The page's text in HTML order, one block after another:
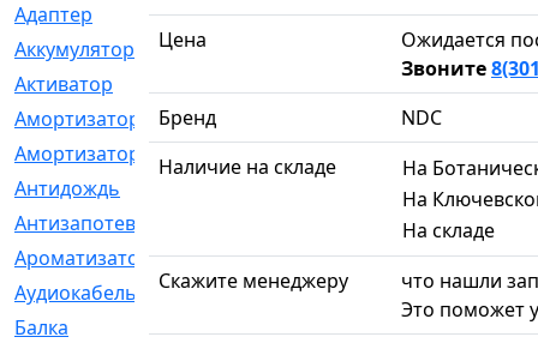
Адаптер
[3]
Аккумулятор
Активатор
Амортизатор
[608]
Амортизаторы
Антидождь
Антизапотеватель
Ароматизатор
[35]
Аудиокабель
[2]
Балка
[58]
Цена
Ожидается
Звоните
Бренд
NDC
Наличие на складе
На
На
На складе
Скажите менеджеру
что нашли
Это поможет